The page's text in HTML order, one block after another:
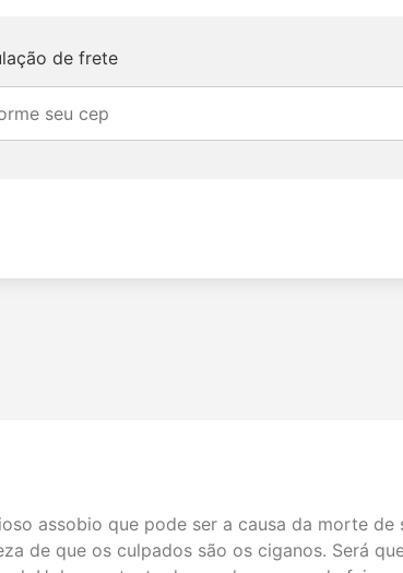
de frete
assobio que pode ser a causa da morte de
de que os culpados são os ciganos. Será